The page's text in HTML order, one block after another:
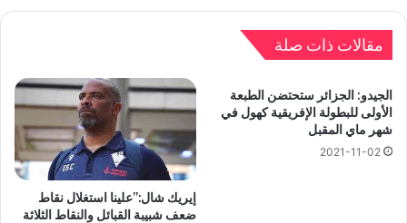
مقالات ذات صلة
الجيدو: الجزائر ستحتضن الطبعة
الأولى للبطولة الإفريقية كهول في
شهر ماي المقبل
2021-11-02
إيريك شال:”علينا استغلال نقاط
ضعف شبيبة القبائل والنقاط الثلاثة